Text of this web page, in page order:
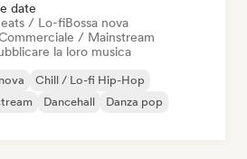
date
/ Lo-fiBossa nova
/ Mainstream
la loro musica
Chill / Lo-fi Hip-Hop
Dancehall
Danza pop